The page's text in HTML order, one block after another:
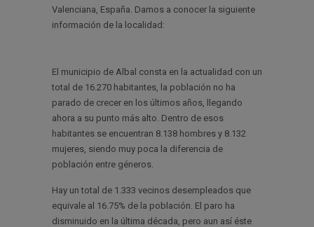
Valenciana, España. Damos a conocer la siguiente
información de la localidad:
El municipio de Albal consta en la actualidad con un
total de 16.270 habitantes, la población no ha
parado de crecer en los últimos años, llegando
ahora a su punto más alto. Dentro de esos
habitantes se encuentran 8.138 hombres y 8.132
mujeres, siendo muy poca la diferencia de
población entre géneros.
Hay un total de 1.333 vecinos desempleados que
equivale al 16.75% de la población. El paro ha
disminuido en la última década, pero aun así éste